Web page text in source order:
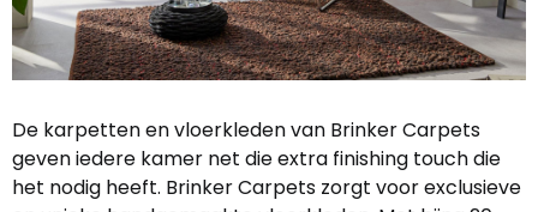
De karpetten en vloerkleden van Brinker Carpets
geven iedere kamer net die extra finishing touch die
het nodig heeft. Brinker Carpets zorgt voor exclusieve